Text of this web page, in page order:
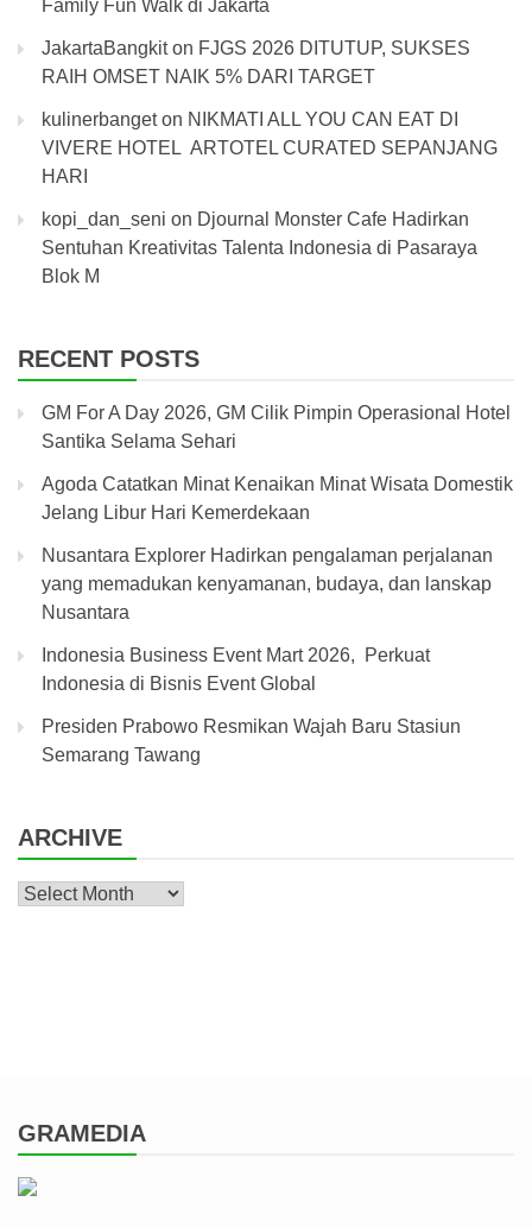
Family Fun Walk di Jakarta
JakartaBangkiton FJGS 2026 DITUTUP, SUKSES
RAIH OMSET NAIK 5% DARI TARGET
kulinerbangeton NIKMATI ALL YOU CAN EAT DI
VIVERE HOTEL ARTOTEL CURATED SEPANJANG
HARI
kopi_dan_seni on Djournal Monster Cafe Hadirkan
Sentuhan Kreativitas Talenta Indonesia di Pasaraya
Blok M
RECENT POSTS
GM For A Day 2026, GM Cilik Pimpin Operasional Hotel
Santika Selama Sehari
Agoda Catatkan Minat Kenaikan Minat Wisata Domestik
Jelang Libur Hari Kemerdekaan
Nusantara Explorer Hadirkan pengalaman perjalanan
yang memadukan kenyamanan, budaya, dan lanskap
Nusantara
Indonesia Business Event Mart 2026, Perkuat
Indonesia di Bisnis Event Global
Presiden Prabowo Resmikan Wajah Baru Stasiun
Semarang Tawang
ARCHIVE
Archive
GRAMEDIA